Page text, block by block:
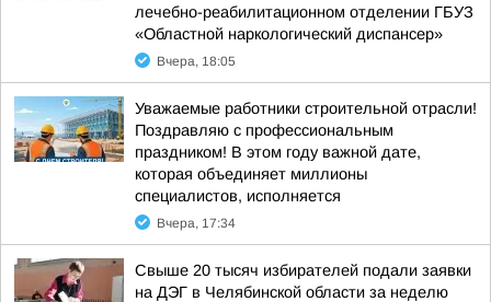
лечебно-реабилитационном отделении ГБУЗ
«Областной наркологический диспансер»
Вчера, 18:05
Уважаемые работники строительной отрасли!
Поздравляю с профессиональным
праздником! В этом году важной дате,
которая объединяет миллионы
специалистов, исполняется
Вчера, 17:34
Свыше 20 тысяч избирателей подали заявки
на ДЭГ в Челябинской области за неделю